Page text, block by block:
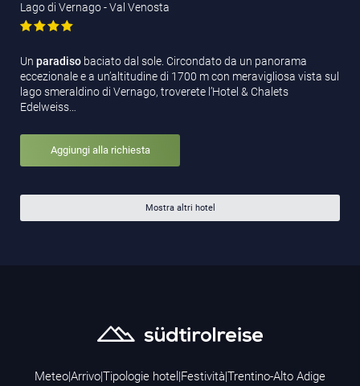
Lago di Vernago - Val Venosta
Un paradiso baciato dal sole. Circondato da un panorama
eccezionale e a un’altitudine di 1700 m con meravigliosa vista sul
lago smeraldino di Vernago, troverete l’Hotel & Chalets
Edelweiss…
Aggiungi alla richiesta
Mostra altri hotel
Meteo|Arrivo|Tipologie hotel |Festività|Trentino-Alto Adige